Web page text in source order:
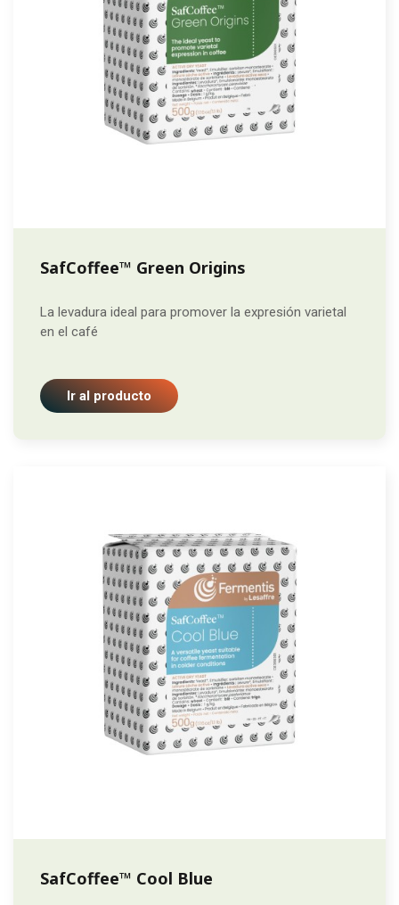
SafCoffee™ Green Origins
La levadura ideal para promover la expresión varietal
en el café
Ir al producto
SafCoffee™ Cool Blue